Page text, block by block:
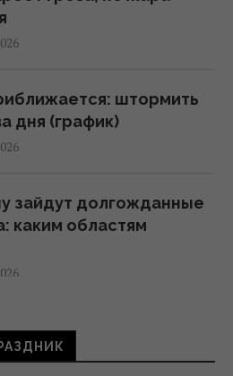
штормить
дня (график)
зайдут долгожданные
каким областям
непогода:
об опасности